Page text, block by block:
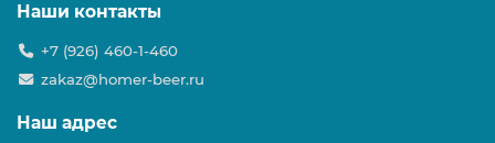
Наши контакты
+7 (926) 460-1-460
zakaz@homer-beer.ru
Наш адрес